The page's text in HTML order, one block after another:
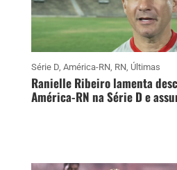
Série D, América-RN, RN, Últimas
Ranielle Ribeiro lamenta
América-RN na Série D e